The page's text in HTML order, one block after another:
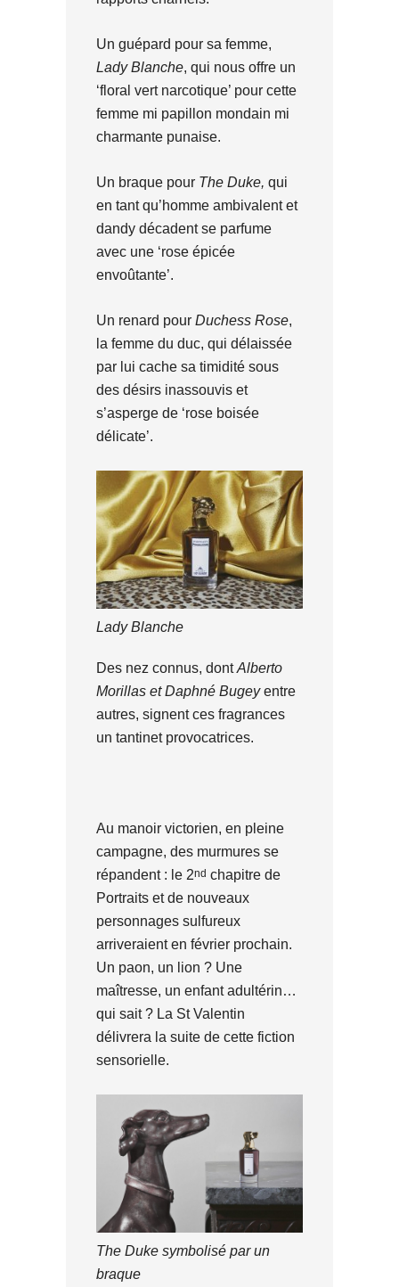
Un guépard pour sa femme,
Lady Blanche, qui nous offre un
‘floral vert narcotique’ pour cette
femme mi papillon mondain mi
charmante punaise.
Un braque pour The Duke, qui
en tant qu’homme ambivalent et
dandy décadent se parfume
avec une ‘rose épicée
envoûtante’.
Un renard pour Duchess Rose,
la femme du duc, qui délaissée
par lui cache sa timidité sous
des désirs inassouvis et
s’asperge de ‘rose boisée
délicate’.
Lady Blanche
Des nez connus, dontAlberto
Morillas et Daphné Bugeyentre
autres, signent ces fragrances
un tantinet provocatrices.
Au manoir victorien, en pleine
campagne, des murmures se
répandent : le 2nd chapitre de
Portraits et de nouveaux
personnages sulfureux
arriveraient en février prochain.
Un paon, un lion ? Une
maîtresse, un enfant adultérin…
qui sait ? La St Valentin
délivrera la suite de cette fiction
sensorielle.
The Duke symbolisé par un
braque